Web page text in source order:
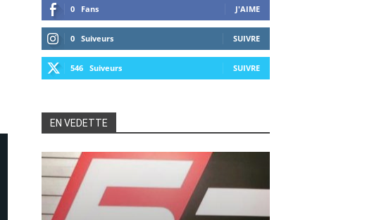
0 Fans J'AIME
0 Suiveurs SUIVRE
546 Suiveurs SUIVRE
EN VEDETTE